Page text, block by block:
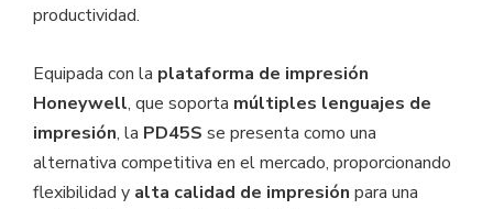
productividad.
Equipada con la plataforma de impresión
Honeywell, que soporta múltiples lenguajes de
impresión, la PD45S se presenta como una
alternativa competitiva en el mercado, proporcionando
flexibilidad y alta calidad de impresión para una